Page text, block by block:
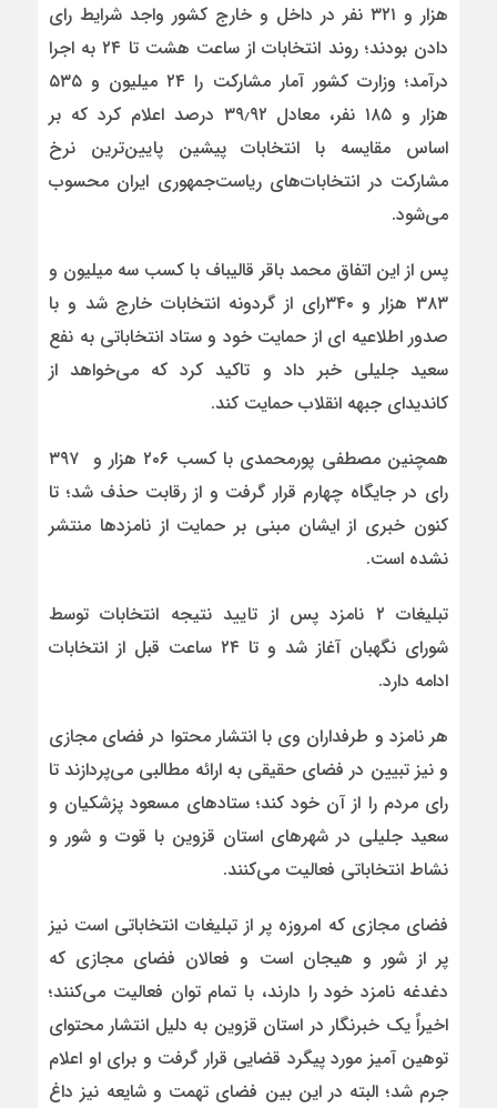
هزار و ۳۲۱ نفر در داخل و خارج کشور واجد شرایط رای
دادن بودند؛ روند انتخابات از ساعت هشت تا ۲۴ به اجرا
درآمد؛ وزارت کشور آمار مشارکت را ۲۴ میلیون و ۵۳۵
هزار و ۱۸۵ نفر، معادل ۳۹٫۹۲ درصد اعلام کرد که بر
اساس مقایسه با انتخابات پیشین پایین‌ترین نرخ
مشارکت در انتخابات‌های ریاست‌جمهوری ایران محسوب
می‌شود.
پس از این اتفاق محمد باقر قالیباف با کسب سه میلیون و
۳۸۳ هزار و ۳۴۰رای از گردونه انتخابات خارج شد و با
صدور اطلاعیه ای از حمایت خود و ستاد انتخاباتی به نفع
سعید جلیلی خبر داد و تاکید کرد که می‌خواهد از
کاندیدای جبهه انقلاب حمایت کند.
همچنین مصطفی پورمحمدی با کسب ۲۰۶ هزار و ۳۹۷
رای در جایگاه چهارم قرار گرفت و از رقابت حذف شد؛ تا
کنون خبری از ایشان مبنی بر حمایت از نامزدها منتشر
نشده است.
تبلیغات ۲ نامزد پس از تایید نتیجه انتخابات توسط
شورای نگهبان آغاز شد و تا ۲۴ ساعت قبل از انتخابات
ادامه دارد.
هر نامزد و طرفداران وی با انتشار محتوا در فضای مجازی
و نیز تبیین در فضای حقیقی به ارائه مطالبی می‌پردازند تا
رای مردم را از آن خود کند؛ ستادهای مسعود پزشکیان و
سعید جلیلی در شهرهای استان قزوین با قوت و شور و
نشاط انتخاباتی فعالیت می‌کنند.
فضای مجازی که امروزه پر از تبلیغات انتخاباتی است نیز
پر از شور و هیجان است و فعالان فضای مجازی که
دغدغه نامزد خود را دارند، با تمام توان فعالیت می‌کنند؛
اخیراً یک خبرنگار در استان قزوین به دلیل انتشار محتوای
توهین آمیز مورد پیگرد قضایی قرار گرفت و برای او اعلام
جرم شد؛ البته در این بین فضای تهمت و شایعه نیز داغ